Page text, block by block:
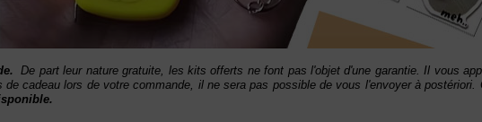
De part leur nature gratuite, les kits offerts ne font pas l'objet d'une garantie. Il vous
cadeau lors de votre commande, il ne sera pas possible de vous l'envoyer à